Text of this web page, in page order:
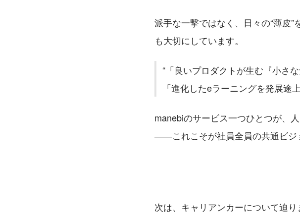
派手な一撃ではなく、日々の“薄皮
も大切にしています。
「良いプロダクトが生む『小さ
「進化したeラーニングを発展途
manebiのサービス一つひとつが、
――これこそが社員全員の共通ビジ
次は、キャリアンカーについて迫り